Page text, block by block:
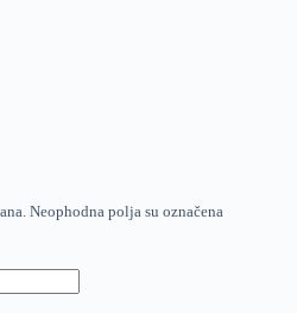
Neophodna polja su označena